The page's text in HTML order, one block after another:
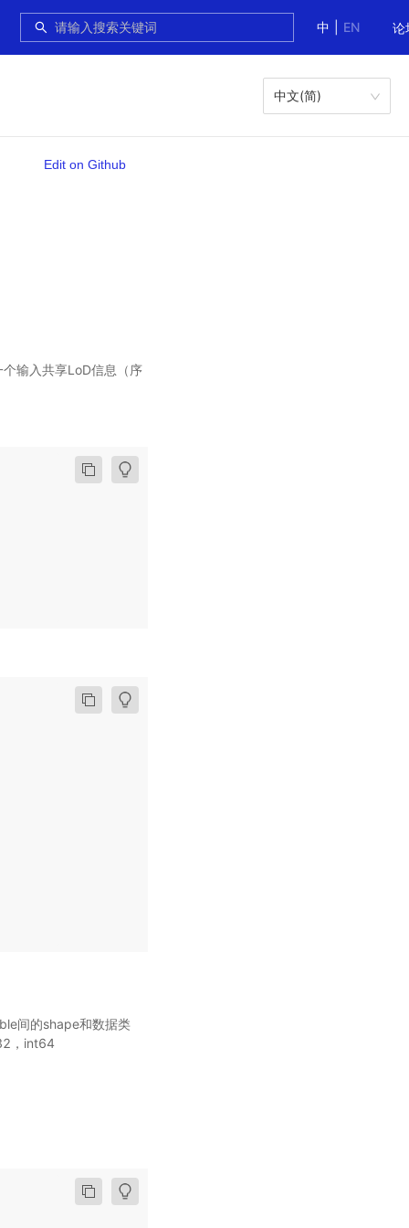
中
EN 论
中文(简)
Edit on Github
输入共享LoD信息（序
间的shape和数据类
，int64